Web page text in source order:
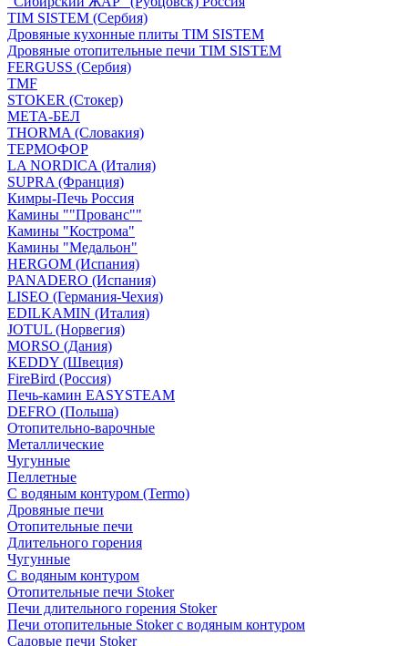
TIM SISTEM (Сербия)
Дровяные кухонные плиты TIM SISTEM
Дровяные отопительные печи TIM SISTEM
FERGUSS (Сербия)
TMF
STOKER (Стокер)
МЕТА-БЕЛ
THORMA (Словакия)
ТЕРМОФОР
LA NORDICA (Италия)
SUPRA (Франция)
Кимры-Печь Россия
Камины ""Прованс""
Камины "Кострома"
Камины "Медальон"
HERGOM (Испания)
PANADERO (Испания)
LISEO (Германия-Чехия)
EDILKAMIN (Италия)
JOTUL (Норвегия)
MORSO (Дания)
KEDDY (Швеция)
FireBird (Россия)
Печь-камин EASYSTEAM
DEFRO (Польша)
Отопительно-варочные
Металлические
Чугунные
Пеллетные
С водяным контуром (Termo)
Дровяные печи
Отопительные печи
Длительного горения
Чугунные
C водяным контуром
Отопительные печи Stoker
Печи длительного горения Stoker
Печи отопительные Stoker с водяным контуром
Садовые печи Stoker